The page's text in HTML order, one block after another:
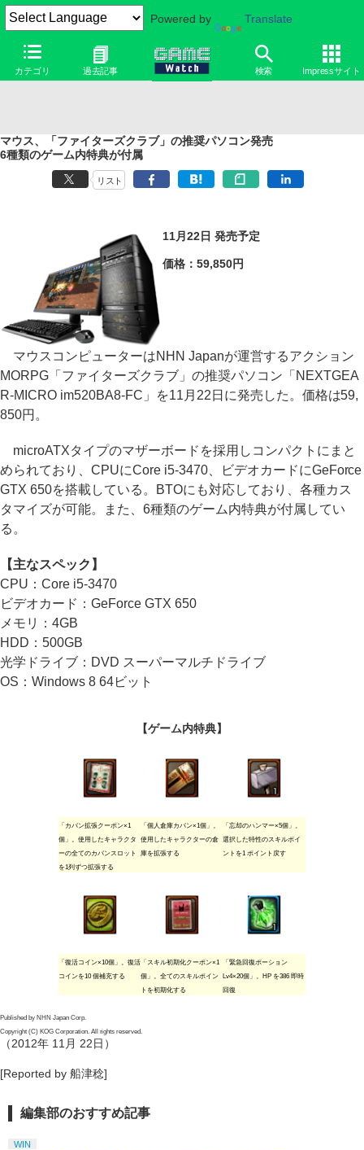
Powered by Translate
カテゴリ 過去記事 検索 Impressサイト
マウス、「ファイターズクラブ」の推奨パソコン発売
6種類のゲーム内特典が付属
リスト
11月22日 発売予定
価格：59,850円
マウスコンピューターはNHN Japanが運営するアクション
MORPG「ファイターズクラブ」の推奨パソコン「NEXTGEA
R-MICRO im520BA8-FC」を11月22日に発売した。価格は59,
850円。
microATXタイプのマザーボードを採用しコンパクトにまと
められており、CPUにCore i5-3470、ビデオカードにGeForce
GTX 650を搭載している。BTOにも対応しており、各種カス
タマイズが可能。また、6種類のゲーム内特典が付属してい
る。
【主なスペック】
CPU：Core i5-3470
ビデオカード：GeForce GTX 650
メモリ：4GB
HDD：500GB
光学ドライブ：DVD スーパーマルチドライブ
OS：Windows 8 64ビット
【ゲーム内特典】
「カバン拡張クーポン×1
個」。使用したキャラクタ
ーの全てのカバンスロット
を1列ずつ拡張する
「個人倉庫カバン×1個」。
使用したキャラクターの倉
庫を拡張する
「忘却のハンマー×5個」。
選択した特性のスキルポイ
ントを1 ポイント戻す
「復活コイン×10個」。復活
コインを10 個補充する
「スキル初期化クーポン×1
個」。全てのスキルポイン
トを初期化する
「緊急回復ポーション
Lv4×20個」。HP を386 即時
回復
Published by NHN Japan Corp.
Copyright (C) KOG Corporation. All rights reserved.
（2012年 11月 22日）
[Reported by 船津稔]
編集部のおすすめ記事
WIN